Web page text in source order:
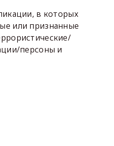
в которых
или признанные
персоны и